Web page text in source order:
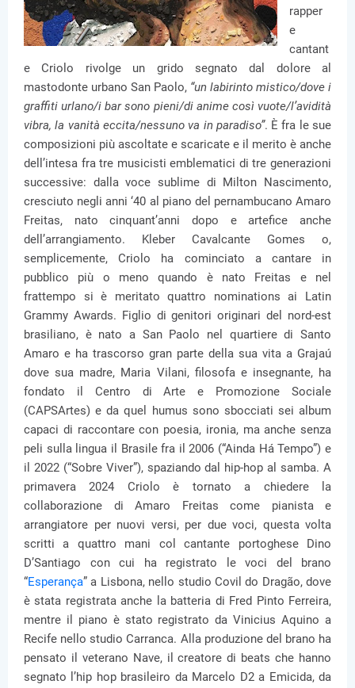
rapper
e
cantant
e Criolo rivolge un grido segnato dal dolore al
mastodonte urbano San Paolo, “un labirinto mistico/dove i
graffiti urlano/i bar sono pieni/di anime così vuote/l’avidità
vibra, la vanità eccita/nessuno va in paradiso”. È fra le sue
composizioni più ascoltate e scaricate e il merito è anche
dell’intesa fra tre musicisti emblematici di tre generazioni
successive: dalla voce sublime di Milton Nascimento,
cresciuto negli anni ‘40 al piano del pernambucano Amaro
Freitas, nato cinquant’anni dopo e artefice anche
dell’arrangiamento. Kleber Cavalcante Gomes o,
semplicemente, Criolo ha cominciato a cantare in
pubblico più o meno quando è nato Freitas e nel
frattempo si è meritato quattro nominations ai Latin
Grammy Awards. Figlio di genitori originari del nord-est
brasiliano, è nato a San Paolo nel quartiere di Santo
Amaro e ha trascorso gran parte della sua vita a Grajaú
dove sua madre, Maria Vilani, filosofa e insegnante, ha
fondato il Centro di Arte e Promozione Sociale
(CAPSArtes) e da quel humus sono sbocciati sei album
capaci di raccontare con poesia, ironia, ma anche senza
peli sulla lingua il Brasile fra il 2006 (“Ainda Há Tempo”) e
il 2022 (“Sobre Viver”), spaziando dal hip-hop al samba. A
primavera 2024 Criolo è tornato a chiedere la
collaborazione di Amaro Freitas come pianista e
arrangiatore per nuovi versi, per due voci, questa volta
scritti a quattro mani col cantante portoghese Dino
D’Santiago con cui ha registrato le voci del brano
“Esperança” a Lisbona, nello studio Covil do Dragão, dove
è stata registrata anche la batteria di Fred Pinto Ferreira,
mentre il piano è stato registrato da Vinicius Aquino a
Recife nello studio Carranca. Alla produzione del brano ha
pensato il veterano Nave, il creatore di beats che hanno
segnato l’hip hop brasileiro da Marcelo D2 a Emicida, da